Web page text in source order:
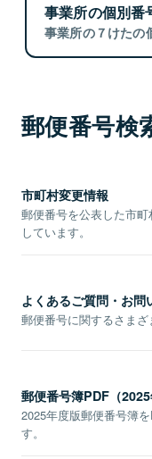
事業所の個別番
事業所の７けたの
郵便番号検
市町村変更情報
郵便番号を公表した市
しています。
よくあるご質問・お問
郵便番号に関するさまざ
郵便番号簿PDF（2025
2025年度版郵便番号簿
す。